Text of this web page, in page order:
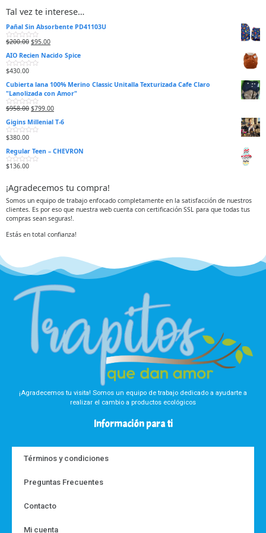
Tal vez te interese…
Pañal Sin Absorbente PD41103U
V
l
o
r
a
o
e
n
0
d
5
$200.00 $95.00
AIO Recien Nacido Spice
V
l
o
a
d
e
n
0
d
5
$430.00
Cubierta lana 100% Merino Classic Unitalla Texturizada Cafe Claro
"Lanolizada con Amor"
V
l
o
r
a
o
e
n
0
5
$958.00 $799.00
Gigins Millenial T-6
V
l
o
r
a
e
n
0
d
e
5
$380.00
Regular Teen – CHEVRON
V
o
r
a
d
o
n
d
$136.00
¡Agradecemos tu compra!
Somos un equipo de trabajo enfocado completamente en la satisfacción de nuestros
clientes. Es por eso que nuestra web cuenta con certificación SSL para que todas tus
compras sean seguras!.
Estás en total confianza!
¡Agradecemos tu visita! Somos un equipo de trabajo dedicado a ayudarte a
realizar el cambio a productos ecológicos
Información para ti
Términos y condiciones
Preguntas Frecuentes
Contacto
Mi cuenta